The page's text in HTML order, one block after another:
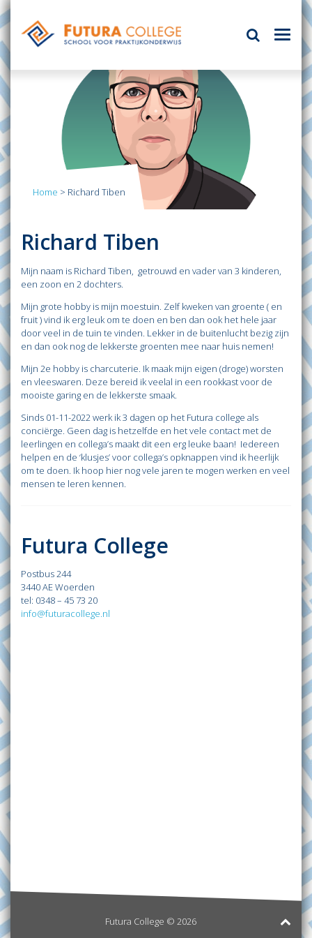
Home > Richard Tiben
Richard Tiben
Mijn naam is Richard Tiben, getrouwd en vader van 3 kinderen,
een zoon en 2 dochters.
Mijn grote hobby is mijn moestuin. Zelf kweken van groente ( en
fruit ) vind ik erg leuk om te doen en ben dan ook het hele jaar
door veel in de tuin te vinden. Lekker in de buitenlucht bezig zijn
en dan ook nog de lekkerste groenten mee naar huis nemen!
Mijn 2e hobby is charcuterie. Ik maak mijn eigen (droge) worsten
en vleeswaren. Deze bereid ik veelal in een rookkast voor de
mooiste garing en de lekkerste smaak.
Sinds 01-11-2022 werk ik 3 dagen op het Futura college als
conciërge. Geen dag is hetzelfde en het vele contact met de
leerlingen en collega’s maakt dit een erg leuke baan! Iedereen
helpen en de ‘klusjes’ voor collega’s opknappen vind ik heerlijk
om te doen. Ik hoop hier nog vele jaren te mogen werken en veel
mensen te leren kennen.
Futura College
Postbus 244
3440 AE Woerden
tel: 0348 – 45 73 20
info@futuracollege.nl
Futura College © 2026